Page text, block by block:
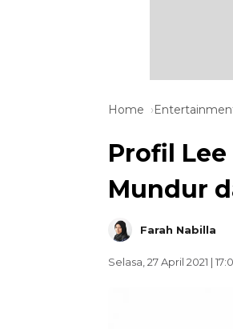
Home
Profil Lee
Mundur
Farah Nabilla
Selasa, 27 April 2021 |